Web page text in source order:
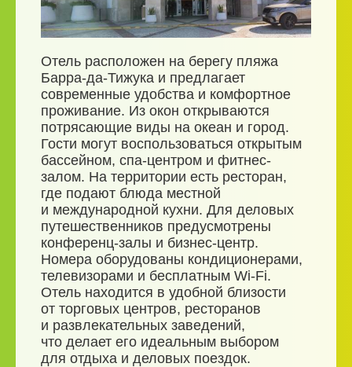
Отель расположен на берегу пляжа
Барра-да-Тижука и предлагает
современные удобства и комфортное
проживание. Из окон открываются
потрясающие виды на океан и город.
Гости могут воспользоваться открытым
бассейном, спа-центром и фитнес-
залом. На территории есть ресторан,
где подают блюда местной
и международной кухни. Для деловых
путешественников предусмотрены
конференц-залы и бизнес-центр.
Номера оборудованы кондиционерами,
телевизорами и бесплатным Wi-Fi.
Отель находится в удобной близости
от торговых центров, ресторанов
и развлекательных заведений,
что делает его идеальным выбором
для отдыха и деловых поездок.